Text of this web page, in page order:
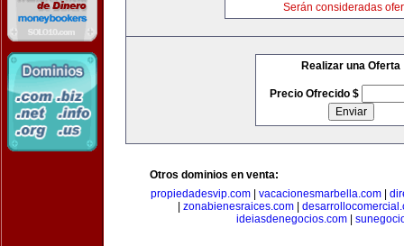
Serán consideradas
Realizar una Oferta
Precio Ofrecido $
Otros dominios en venta:
propiedadesvip.com
vacacionesmarbella.com
zonabienesraices.com
ideiasdenegocios.com|